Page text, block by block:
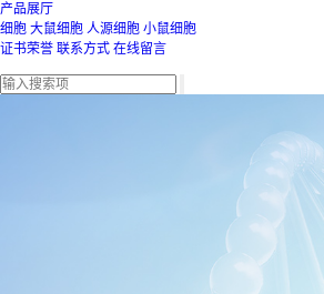
产品展厅
细胞 大鼠细胞 人源细胞 小鼠细胞
证书荣誉 联系方式 在线留言